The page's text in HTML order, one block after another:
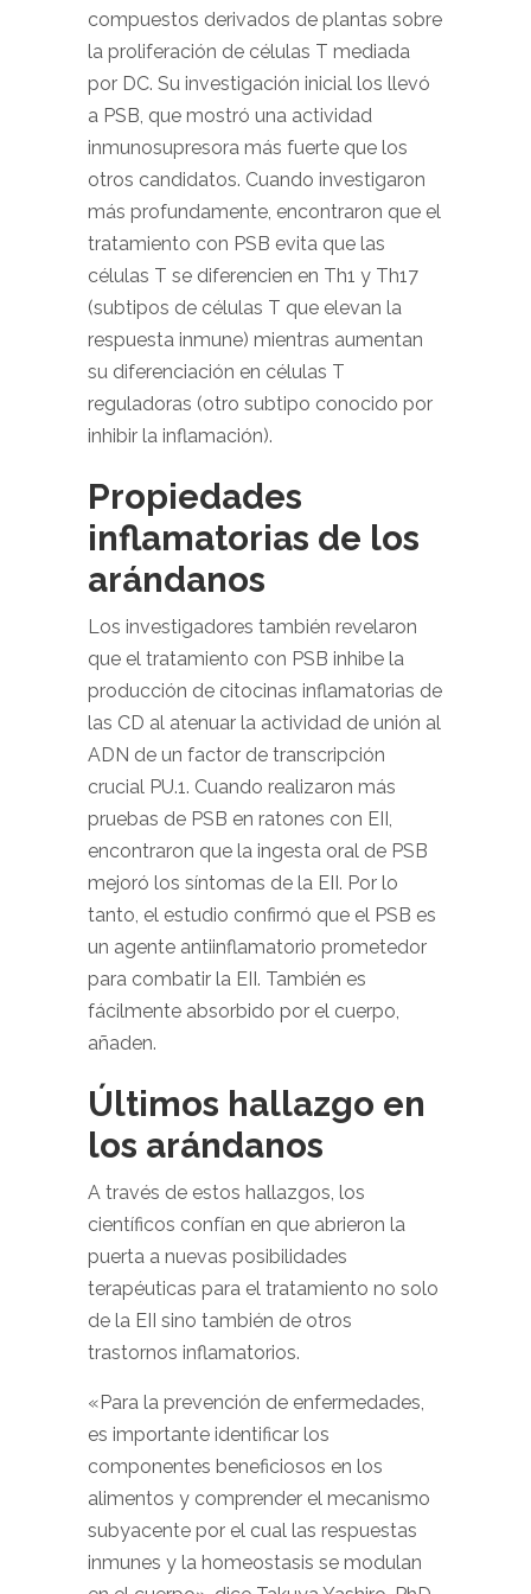
compuestos derivados de plantas sobre
la proliferación de células T mediada
por DC. Su investigación inicial los llevó
a PSB, que mostró una actividad
inmunosupresora más fuerte que los
otros candidatos. Cuando investigaron
más profundamente, encontraron que el
tratamiento con PSB evita que las
células T se diferencien en Th1 y Th17
(subtipos de células T que elevan la
respuesta inmune) mientras aumentan
su diferenciación en células T
reguladoras (otro subtipo conocido por
inhibir la inflamación).
Propiedades
inflamatorias de los
arándanos
Los investigadores también revelaron
que el tratamiento con PSB inhibe la
producción de citocinas inflamatorias de
las CD al atenuar la actividad de unión al
ADN de un factor de transcripción
crucial PU.1. Cuando realizaron más
pruebas de PSB en ratones con EII,
encontraron que la ingesta oral de PSB
mejoró los síntomas de la EII. Por lo
tanto, el estudio confirmó que el PSB es
un agente antiinflamatorio prometedor
para combatir la EII. También es
fácilmente absorbido por el cuerpo,
añaden.
Últimos hallazgo en
los arándanos
A través de estos hallazgos, los
científicos confían en que abrieron la
puerta a nuevas posibilidades
terapéuticas para el tratamiento no solo
de la EII sino también de otros
trastornos inflamatorios.
«Para la prevención de enfermedades,
es importante identificar los
componentes beneficiosos en los
alimentos y comprender el mecanismo
subyacente por el cual las respuestas
inmunes y la homeostasis se modulan